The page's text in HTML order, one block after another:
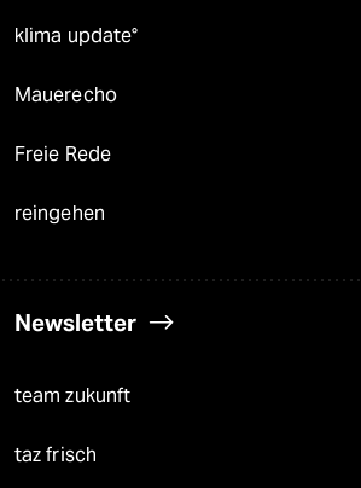
klima update°
Mauerecho
Freie Rede
reingehen
Newsletter
team zukunft
taz frisch